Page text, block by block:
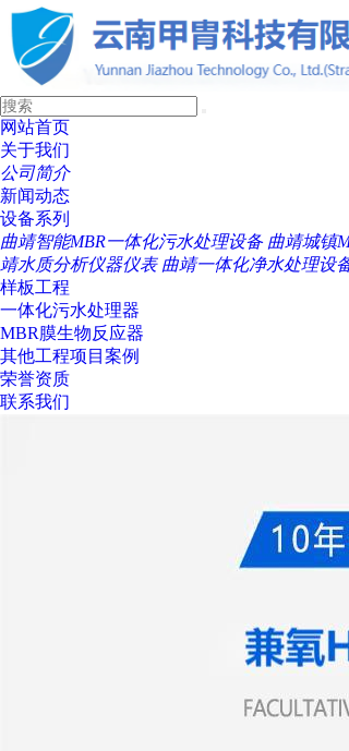
网站首页
关于我们
公司简介
新闻动态
设备系列
曲靖智能MBR一体化污水处理设备 曲靖城镇
靖水质分析仪器仪表 曲靖一体化净水处理设
样板工程
一体化污水处理器
MBR膜生物反应器
其他工程项目案例
荣誉资质
联系我们